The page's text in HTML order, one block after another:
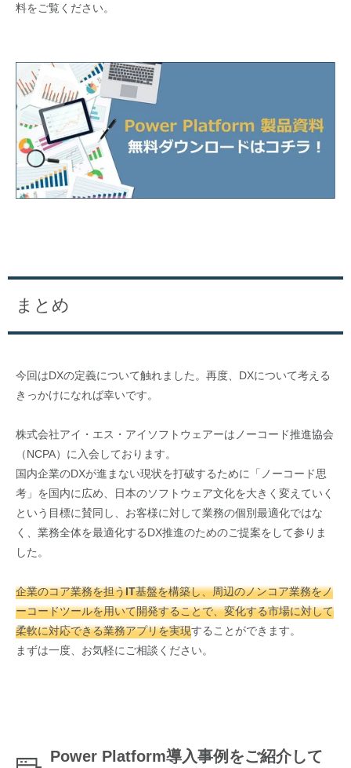
料をご覧ください。
まとめ
今回はDXの定義について触れました。再度、DXについて考える
きっかけになれば幸いです。
株式会社アイ・エス・アイソフトウェアーはノーコード推進協会
（NCPA）に入会しております。
国内企業のDXが進まない現状を打破するために「ノーコード思
考」を国内に広め、日本のソフトウェア文化を大きく変えていく
という目標に賛同し、お客様に対して業務の個別最適化ではな
く、業務全体を最適化するDX推進のためのご提案をして参りま
した。
企業のコア業務を担うIT基盤を構築し、周辺のノンコア業務をノ
ーコードツールを用いて開発することで、変化する市場に対して
柔軟に対応できる業務アプリを実現することができます。
まずは一度、お気軽にご相談ください。
Power Platform導入事例をご紹介して